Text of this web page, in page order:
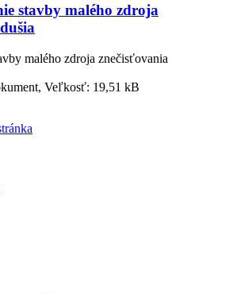
stavby malého zdroja
malého zdroja znečisťovania
Veľkosť: 19,51 kB